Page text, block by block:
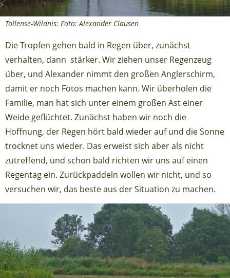
Tollense-Wildnis: Foto: Alexander Clausen
Die Tropfen gehen bald in Regen über, zunächst
verhalten, dann stärker. Wir ziehen unser Regenzeug
über, und Alexander nimmt den großen Anglerschirm,
damit er noch Fotos machen kann. Wir überholen die
Familie, man hat sich unter einem großen Ast einer
Weide geflüchtet. Zunächst haben wir noch die
Hoffnung, der Regen hört bald wieder auf und die Sonne
trocknet uns wieder. Das erweist sich aber als nicht
zutreffend, und schon bald richten wir uns auf einen
Regentag ein. Zurückpaddeln wollen wir nicht, und so
versuchen wir, das beste aus der Situation zu machen.